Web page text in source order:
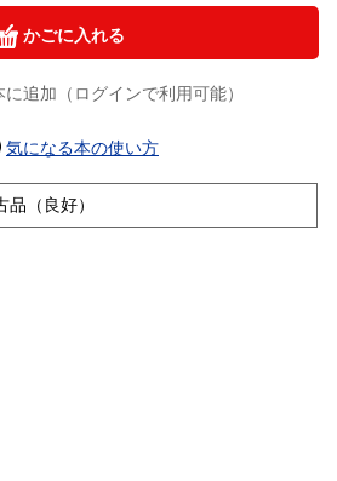
かごに入れる
追加（ログインで利用可能）
気になる本の使い方
品（良好）